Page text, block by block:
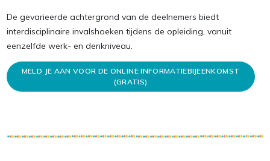
De gevarieerde achtergrond van de deelnemers biedt
interdisciplinaire invalshoeken tijdens de opleiding, vanuit
eenzelfde werk- en denkniveau.
MELD JE AAN VOOR DE ONLINE INFORMATIEBIJEENKOMST
(GRATIS)